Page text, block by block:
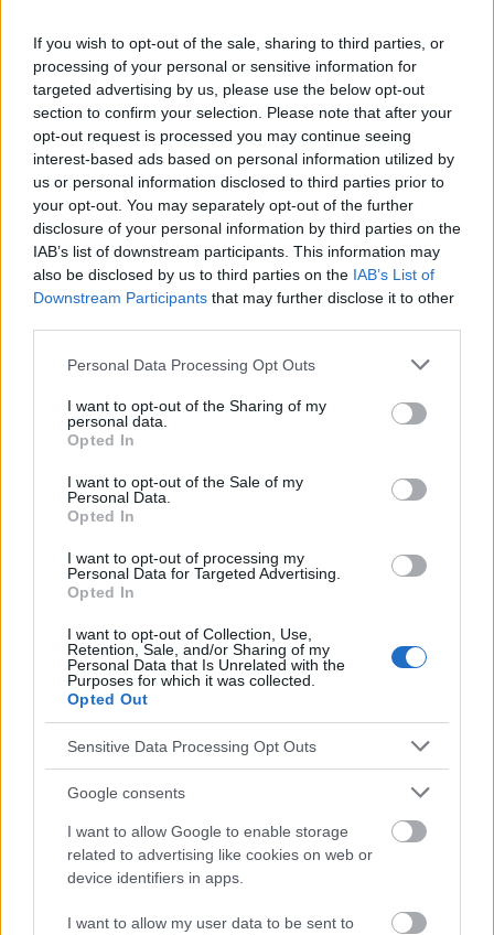
If you wish to opt-out of the sale, sharing to third parties, or
processing of your personal or sensitive information for
targeted advertising by us, please use the below opt-out
section to confirm your selection. Please note that after your
opt-out request is processed you may continue seeing
interest-based ads based on personal information utilized by
us or personal information disclosed to third parties prior to
your opt-out. You may separately opt-out of the further
disclosure of your personal information by third parties on the
IAB’s list of downstream participants. This information may
also be disclosed by us to third parties on the IAB’s List of
Downstream Participants that may further disclose it to other
Please note that this website/app uses one or more Google
not limited to your visit or usage behaviour. You may click to
grant or deny consent to Google and its third-party tags to
use your data for below specified purposes in below Google
consent section.
Personal Data Processing Opt Outs
I want to opt-out of the Sharing of my
personal data.
Opted In
I want to opt-out of the Sale of my
Personal Data.
Opted In
I want to opt-out of processing my
Personal Data for Targeted Advertising.
Opted In
I want to opt-out of Collection, Use,
Retention, Sale, and/or Sharing of my
Personal Data that Is Unrelated with the
Purposes for which it was collected.
Opted Out
Sensitive Data Processing Opt Outs
Google consents
I want to allow Google to enable storage
related to advertising like cookies on web or
device identifiers in apps.
I want to allow my user data to be sent to
Werbung: